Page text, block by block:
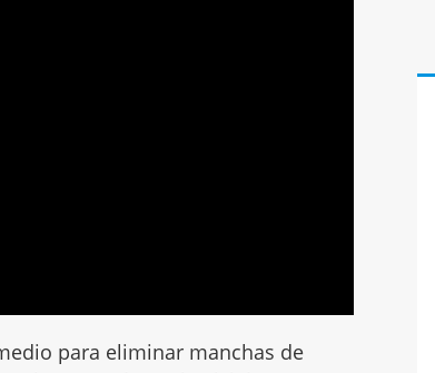
para eliminar manchas de